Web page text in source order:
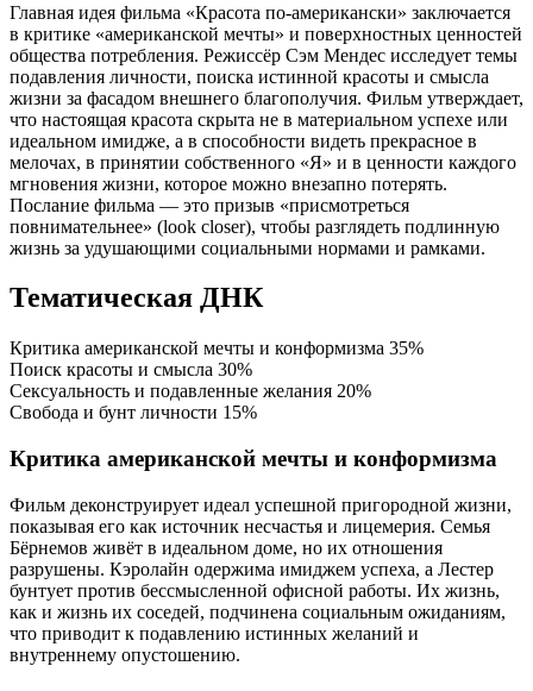
Главная идея фильма «Красота по-американски» заключается
в критике «американской мечты» и поверхностных ценностей
общества потребления. Режиссёр Сэм Мендес исследует темы
подавления личности, поиска истинной красоты и смысла
жизни за фасадом внешнего благополучия. Фильм утверждает,
что настоящая красота скрыта не в материальном успехе или
идеальном имидже, а в способности видеть прекрасное в
мелочах, в принятии собственного «Я» и в ценности каждого
мгновения жизни, которое можно внезапно потерять.
Послание фильма — это призыв «присмотреться
повнимательнее» (look closer), чтобы разглядеть подлинную
жизнь за удушающими социальными нормами и рамками.
Тематическая ДНК
Критика американской мечты и конформизма 35%
Поиск красоты и смысла 30%
Сексуальность и подавленные желания 20%
Свобода и бунт личности 15%
Критика американской мечты и конформизма
Фильм деконструирует идеал успешной пригородной жизни,
показывая его как источник несчастья и лицемерия. Семья
Бёрнемов живёт в идеальном доме, но их отношения
разрушены. Кэролайн одержима имиджем успеха, а Лестер
бунтует против бессмысленной офисной работы. Их жизнь,
как и жизнь их соседей, подчинена социальным ожиданиям,
что приводит к подавлению истинных желаний и
внутреннему опустошению.